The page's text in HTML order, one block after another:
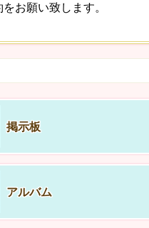
お願い致します。
掲示板
アルバム